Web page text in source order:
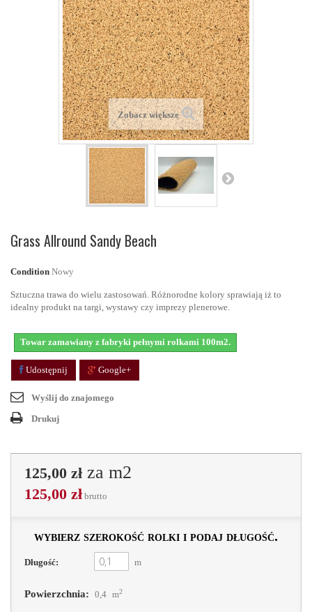
Zobacz większe
Grass Allround Sandy Beach
Condition Nowy
Sztuczna trawa do wielu zastosowań. Różnorodne kolory sprawiają iż to
idealny produkt na targi, wystawy czy imprezy plenerowe.
Towar zamawiany z fabryki pełnymi rolkami 100m2.
Udostępnij Google+
Wyślij do znajomego
Drukuj
125,00 zł za m2
125,00 zł brutto
wybierz szerokość rolki i podaj długość.
Długość: m
Powierzchnia: 0,4 m2